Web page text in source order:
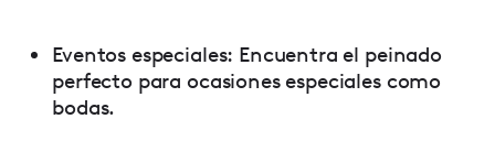
Eventos especiales: Encuentra el peinado
perfecto para ocasiones especiales como
bodas.